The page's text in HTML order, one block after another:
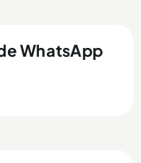
WhatsApp